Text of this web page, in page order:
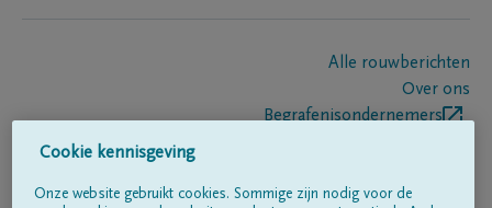
Alle rouwberichten
Over ons
Begrafenisondernemers
Cookie kennisgeving
Onze website gebruikt cookies. Sommige zijn nodig voor de